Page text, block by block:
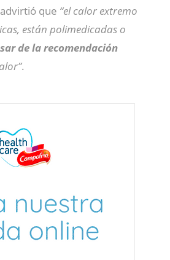
que “el calor extremo
están polimedicadas o
de la recomendación
.